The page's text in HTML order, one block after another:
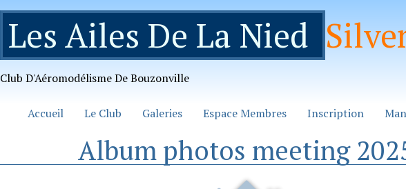
Les Ailes De La Nied
Club D'Aéromodélisme De Bouzonville
Accueil Le Club Galeries Espace Membres Inscription
Album photos meeting